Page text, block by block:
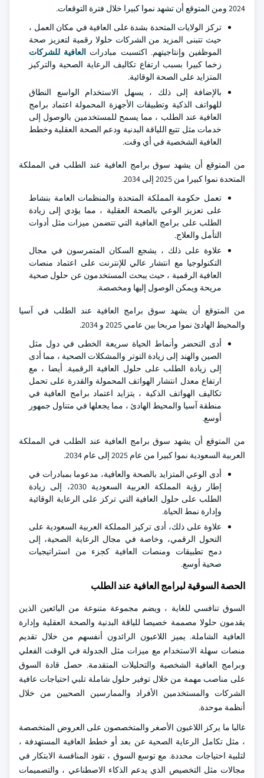
2024 ومن المتوقع أن تشهد نموا كبيرا خلال فترة التوقعات.
تركز الولايات المتحدة بشدة على العافية في مكان العمل ،
حيث تتبنى المزيد من الشركات حلولا رقمية لتعزيز صحة
الموظفين وإنتاجيتهم. اكتسبت مبادرات العافية للشركات
زخما كبيرا بسبب ارتفاع تكاليف الرعاية الصحية والتركيز
المتزايد على الصحة الوقائية.
بالإضافة إلى ذلك ، يسهل الاستخدام الواسع النطاق
للهواتف الذكية وتطبيقات الأجهزة المحمولة اعتماد برامج
العافية عند الطلب ، مما يسمح للمستخدمين بالوصول إلى
خدمات مثل تتبع اللياقة البدنية ودعم الصحة العقلية وخطط
العافية الشخصية في أي وقت.
من المتوقع أن يشهد سوق برامج العافية عند الطلب في المملكة
المتحدة نموا كبيرا من 2025 إلى 2034.
تعمل حكومة المملكة المتحدة والمنظمات العامة بنشاط
على تعزيز الوعي بالصحة العقلية ، مما يؤدي إلى زيادة
الطلب على برامج العافية التي تتضمن ميزات مثل أدوات
التأمل والعلاج.
علاوة على ذلك ، يشجع السكان المتمرسون في مجال
التكنولوجيا مع انتشار عالي للإنترنت على اعتماد منصات
العافية الرقمية ، حيث يبحث المستخدمون عن حلول صحية
مريحة ويمكن الوصول إليها ومخصصة.
من المتوقع أن يشهد سوق برامج العافية عند الطلب في آسيا
والمحيط الهادئ نموا مربحا بين عامي 2025 و 2034.
أدى التحضر وأنماط الحياة سريعة الخطى في دول مثل
الصين والهند إلى زيادة التوتر والمشكلات الصحية ، مما أدى
إلى زيادة الطلب على حلول العافية الرقمية. أيضا ، مع
ارتفاع معدل انتشار الهواتف المحمولة والقدرة على تحمل
تكاليف الهواتف الذكية ، يتزايد اعتماد برامج العافية في
منطقة آسيا والمحيط الهادئ ، مما يجعلها في متناول جمهور
أوسع.
من المتوقع أن يشهد سوق برامج العافية عند الطلب في المملكة
العربية السعودية نموا كبيرا من عام 2025 إلى عام 2034.
أدى الوعي المتزايد بالصحة والعافية، مدعوما بمبادرات في
إطار رؤية المملكة العربية السعودية 2030، إلى زيادة
الطلب على حلول العافية التي تركز على الرعاية الوقائية
وإدارة نمط الحياة.
علاوة على ذلك، أدى تركيز المملكة العربية السعودية على
التحول الرقمي، وخاصة في مجال الرعاية الصحية، إلى
دمج تطبيقات ومنصات العافية كجزء من استراتيجيات
صحية أوسع.
الحصة السوقية لبرامج العافية عند الطلب
السوق تنافسي للغاية ، ويضم مجموعة متنوعة من البائعين الذين
يقدمون حلولا مصممة خصيصا للياقة البدنية والصحة العقلية وإدارة
العافية الشاملة. يميز اللاعبون الرائدون أنفسهم من خلال تقديم
منصات سهلة الاستخدام مع ميزات مثل الجدولة في الوقت الفعلي
وبرامج العافية الشخصية والتحليلات المتقدمة. حصل قادة السوق
على مناصب مهمة من خلال توفير حلول شاملة تلبي احتياجات عافية
الشركات والمستخدمين الأفراد والممارسين الصحيين من خلال
أنظمة موحدة.
غالبا ما يركز اللاعبون الأصغر والمتخصصون على العروض المتخصصة
، مثل تكامل الرعاية الصحية عن بعد أو خطط العافية المستهدفة ،
لتلبية احتياجات محددة. مع توسع السوق ، تقود المنافسة الابتكار في
مجالات مثل التخصيص الذي يدعم الذكاء الاصطناعي ، والتصميمات